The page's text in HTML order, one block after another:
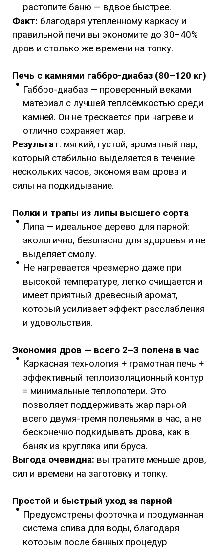
растопите баню — вдвое быстрее.
Факт: благодаря утепленному каркасу и
правильной печи вы экономите до 30–40%
дров и столько же времени на топку.
Печь с камнями габбро-диабаз (80–120 кг)
Габбро-диабаз — проверенный веками
материал с лучшей теплоёмкостью среди
камней. Он не трескается при нагреве и
отлично сохраняет жар.
Результат: мягкий, густой, ароматный пар,
который стабильно выделяется в течение
нескольких часов, экономя вам дрова и
силы на подкидывание.
Полки и трапы из липы высшего сорта
Липа — идеальное дерево для парной:
экологично, безопасно для здоровья и не
выделяет смолу.
Не нагревается чрезмерно даже при
высокой температуре, легко очищается и
имеет приятный древесный аромат,
который усиливает эффект расслабления
и удовольствия.
Экономия дров — всего 2–3 полена в час
Каркасная технология + грамотная печь +
эффективный теплоизоляционный контур
= минимальные теплопотери. Это
позволяет поддерживать жар парной
всего двумя-тремя поленьями в час, а не
бесконечно подкидывать дрова, как в
банях из кругляка или бруса.
Выгода очевидна: вы тратите меньше дров,
сил и времени на заготовку и топку.
Простой и быстрый уход за парной
Предусмотрены форточка и продуманная
система слива для воды, благодаря
которым после банных процедур